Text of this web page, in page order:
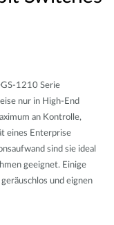
1210 Serie
nur in High-End
an Kontrolle,
eines Enterprise
sind sie ideal
geeignet. Einige
und eignen